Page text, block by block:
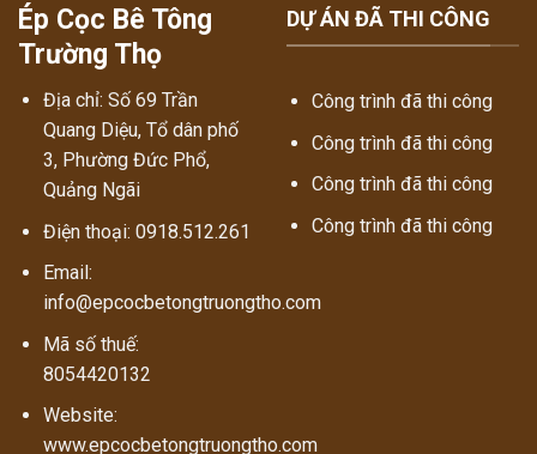
Ép Cọc Bê Tông
Trường Thọ
Địa chỉ: Số 69 Trần
Quang Diệu, Tổ dân phố
3, Phường Đức Phổ,
Quảng Ngãi
Điện thoại: 0918.512.261
Email:
info@epcocbetongtruongtho.com
Mã số thuế:
8054420132
Website:
www.epcocbetongtruongtho.com
DỰ ÁN ĐÃ THI CÔNG
Công trình đã thi công
Công trình đã thi công
Công trình đã thi công
Công trình đã thi công